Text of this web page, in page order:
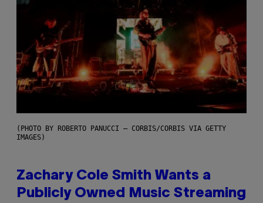
(PHOTO BY ROBERTO PANUCCI – CORBIS/CORBIS VIA GETTY
IMAGES)
Zachary Cole Smith Wants a
Publicly Owned Music Streaming